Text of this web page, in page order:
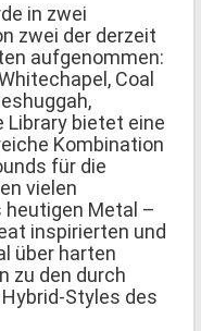
in zwei
zwei der derzeit
aufgenommen:
Coal
Library bietet eine
Kombination
für die
vielen
heutigen Metal –
inspirierten und
über harten
zu den durch
Styles des